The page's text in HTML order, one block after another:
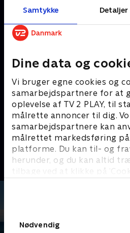
Samtykke Detaljer
Dine data og
Vi bruger egne cookies og
samarbejdspartnere for at
oplevelse af TV 2 PLAY, til
målrette annoncer til dig.
samarbejdspartnere kan
målrettet markedsføring på
platforme. Du kan til- og
herunder, og du kan altid
tilbage ved at klikke på
Nødvendig
allerførste deathmatch?
23. juni 2026 • 27 min 24.
Andre så også
Danmarks dummeste
TV-Shows • 1 sæsoner